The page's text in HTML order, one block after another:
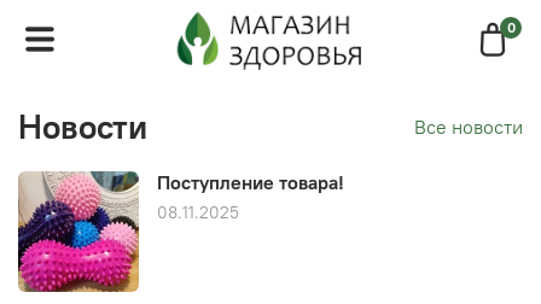
0
Новости Все новости
Поступление товара!
08.11.2025